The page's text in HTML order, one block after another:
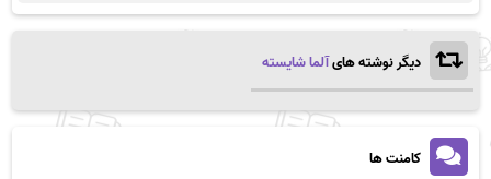
دیگر نوشته هایآلما شایسته
کامنت ها